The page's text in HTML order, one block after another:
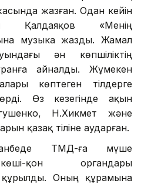
жазған. Одан кейін
Қалдаяқов «Менің
музыка жазды. Жамал
ән көпшіліктің
айналды. Жұмекен
көптеген тілдерге
Өз кезегінде ақын
Н.Хикмет және
қазақ тіліне аударған.
ТМД-ға мүше
қон органдары
құрылды. Оның құрамына